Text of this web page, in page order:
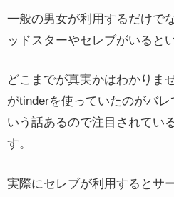
一般の男女が利用するだけで
ッドスターやセレブがいると
どこまでが真実かはわかりま
がtinderを使っていたのがバ
いう話あるので注目されてい
す。
実際にセレブが利用するとサ